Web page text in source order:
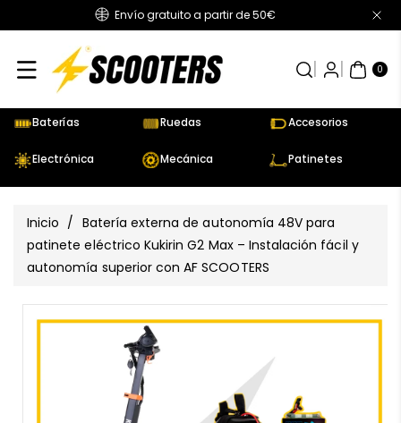
Envío gratuito a partir de 50€
0
AR
TÍC
UL
Baterías Ruedas Accesorios
Electrónica Mecánica Patinetes
Inicio / Batería externa de autonomía 48V para
patinete eléctrico Kukirin G2 Max – Instalación fácil y
autonomía superior con AF SCOOTERS
A La